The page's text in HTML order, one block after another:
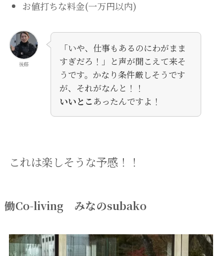
お値打ちな料金(一万円以内)
後藤
「いや、仕事もあるのにわがまま
すぎだろ！」と声が聞こえて来そ
うです。かなり条件厳しそうです
が、それがなんと！！
いいとこあったんですよ！
これは楽しそうな予感！！
働Co-living みなのsubako